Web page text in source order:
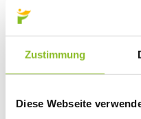
Zustimmung
Diese Webseite
Kultur